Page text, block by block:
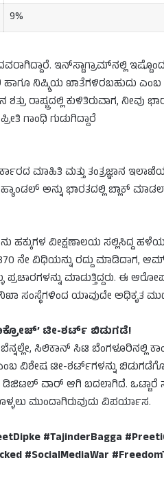
9%
ಇನ್‌ಸ್ಟಾಗ್ರಾಮ್‌ನಲ್ಲಿ
ಹಾಗೂ ನಿಷ್ಕ್ರಿಯ ಖಾತೆಗಳಿರಬಹುದು
ರಾಷ್ಟ್ರದಲ್ಲಿ ಕುಳಿತಿರುವಾಗ, ನೀವು
ಗಾಂಧಿ ಗುಡುಗಿದ್ದಾರೆ
ಮಾಹಿತಿ ಮತ್ತು ತಂತ್ರಜ್ಞಾನ
ಅನ್ನು ಭಾರತದಲ್ಲಿ ಬ್ಲಾಕ್
ಹಕ್ಕುಗಳ ವೀಕ್ಷಣಾಲಯ
ನೇ ವಿಧಿಯನ್ನು ರದ್ದು ಮಾಡಿದಾಗ,
ಪ್ರಚಾರಗಳನ್ನು ಮಾಡುತ್ತಿದ್ದರು. ಈ
ಯಾವುದೇ ಅಧಿಕೃತ ಮುದ್ರೆ
ಟೀ-ಶರ್ಟ್ ಬಿಡುಗಡೆ!
ಸಿಲಿಕಾನ್ ಸಿಟಿ
ವಿಶೇಷ ಟೀ-ಶರ್ಟ್‌ಗಳನ್ನು
ವಾರ್ ಆಗಿ ಬದಲಾಗಿದೆ. ಒಟ್ಟಾರೆ
ಮುಂದಾಗಿರುವುದು ವಿಪರ್ಯಾಸ.
#TajinderBagga
#SocialMediaWar